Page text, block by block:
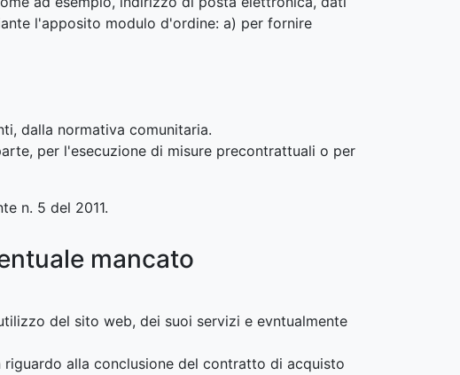
l'apposito modulo d'ordine: a) per fornire
dalla normativa comunitaria.
per l'esecuzione di misure precontrattuali o per
n. 5 del 2011.
mancato
del sito web, dei suoi servizi e evntualmente
alla conclusione del contratto di acquisto